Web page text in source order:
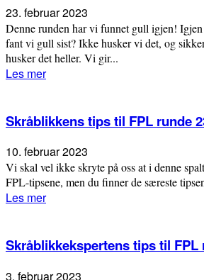
23. februar 2023
Denne runden har vi funnet gull igjen!
fant vi gull sist? Ikke husker vi det, og
husker det heller. Vi gir...
Les mer
Skråblikkens tips til FPL runde
10. februar 2023
Vi skal vel ikke skryte på oss at i denne
FPL-tipsene, men du finner de særeste
Les mer
Skråblikkekspertens tips til FPL
3. februar 2023